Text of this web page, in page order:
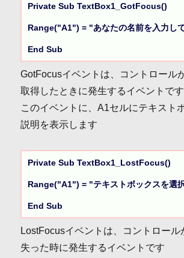
Private Sub TextBox1_GotFocus()
Range("A1") = "あなたの名前を入力し
End Sub
GotFocusイベントは、コントロール
取得したときに発生するイベントです
このイベントに、A1セルにテキスト
説明を表示します
Private Sub TextBox1_LostFocus()
Range("A1") = "テキストボックスを選
End Sub
LostFocusイベントは、コントロール
失った時に発生するイベントです